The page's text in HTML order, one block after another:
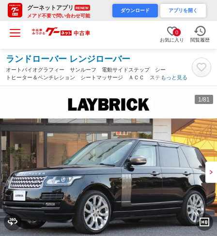
グーネットアプリ RENEW
メアド不要で問い合わせ可能
ダウンロード アプリを開く
0
お気に入り 閲覧履歴
ランドローバー レンジローバー
オートバイオグラフィー サンルーフ 電動サイドステップ シー
トヒーター＆ベンチレション シートマッサージ ＡＣＣ ステア
リングヒーター 全席パワーシート シートメモリー ＭＥＲＩＤ
もっと見る
1 /81